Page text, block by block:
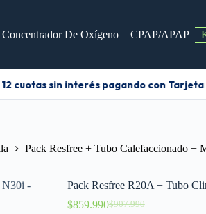
Concentrador De Oxígeno CPAP/APAP
cuotas sin interés pagando con Tarjeta
Pack Resfree + Tubo Calefaccionado +
Pack Resfree R20A + Tubo
$907.990
$859.990